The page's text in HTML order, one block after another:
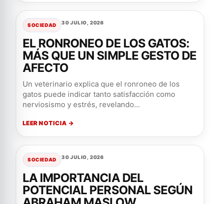
SOCIEDAD 30 JULIO, 2026
EL RONRONEO DE LOS GATOS:
MÁS QUE UN SIMPLE GESTO DE
AFECTO
Un veterinario explica que el ronroneo de los
gatos puede indicar tanto satisfacción como
nerviosismo y estrés, revelando...
LEER NOTICIA →
SOCIEDAD 30 JULIO, 2026
LA IMPORTANCIA DEL
POTENCIAL PERSONAL SEGÚN